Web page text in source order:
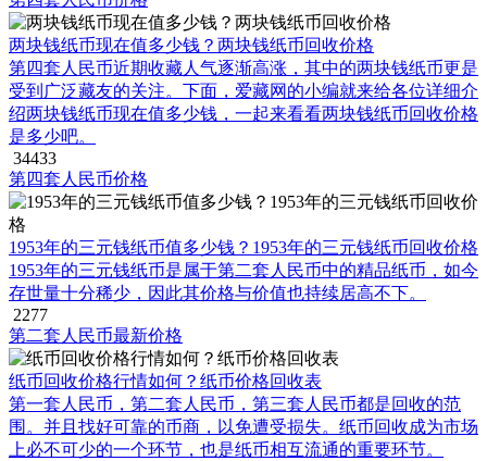
两块钱纸币现在值多少钱？两块钱纸币回收价格
第四套人民币近期收藏人气逐渐高涨，其中的两块钱纸币更是
受到广泛藏友的关注。下面，爱藏网的小编就来给各位详细介
绍两块钱纸币现在值多少钱，一起来看看两块钱纸币回收价格
是多少吧。
34433
第四套人民币价格
1953年的三元钱纸币值多少钱？1953年的三元钱纸币回收价格
1953年的三元钱纸币是属于第二套人民币中的精品纸币，如今
存世量十分稀少，因此其价格与价值也持续居高不下。
2277
第二套人民币最新价格
纸币回收价格行情如何？纸币价格回收表
第一套人民币，第二套人民币，第三套人民币都是回收的范
围。并且找好可靠的币商，以免遭受损失。纸币回收成为市场
上必不可少的一个环节，也是纸币相互流通的重要环节。